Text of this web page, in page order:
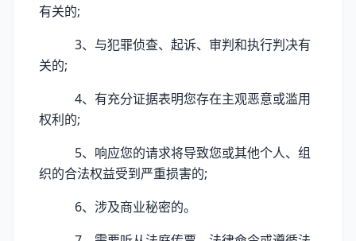
有关的;
3、与犯罪侦查、起诉、审判和执行判决有
关的;
4、有充分证据表明您存在主观恶意或滥用
权利的;
5、响应您的请求将导致您或其他个人、组
织的合法权益受到严重损害的;
6、涉及商业秘密的。